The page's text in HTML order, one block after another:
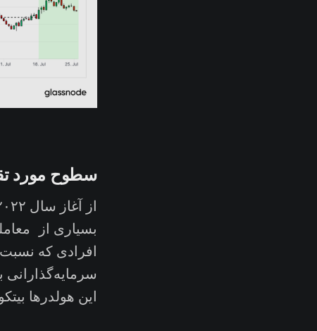
سطوح مورد
بسیاری از
افرادی که نسبت
این هولدرها